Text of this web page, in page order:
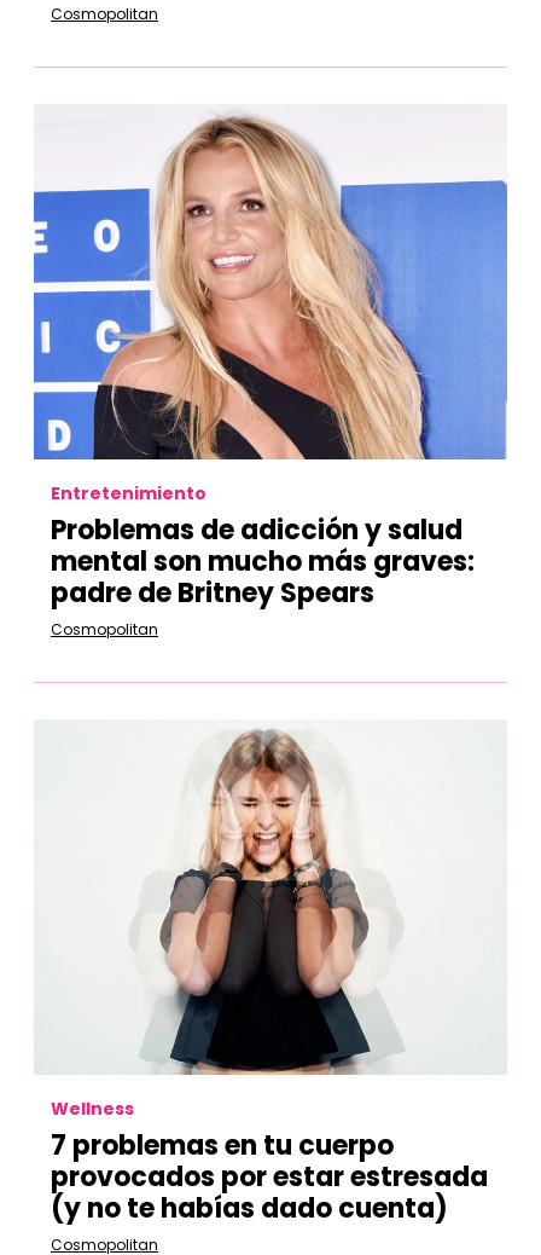
Cosmopolitan
Entretenimiento
Problemas de adicción y salud
mental son mucho más graves:
padre de Britney Spears
Cosmopolitan
Wellness
7 problemas en tu cuerpo
provocados por estar estresada
(y no te habías dado cuenta)
Cosmopolitan